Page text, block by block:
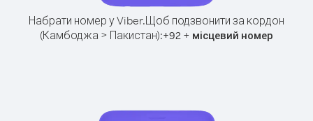
Набрати номер у Viber.Щоб подзвонити за кордон
(Камбоджа > Пакистан):+92 + місцевий номер